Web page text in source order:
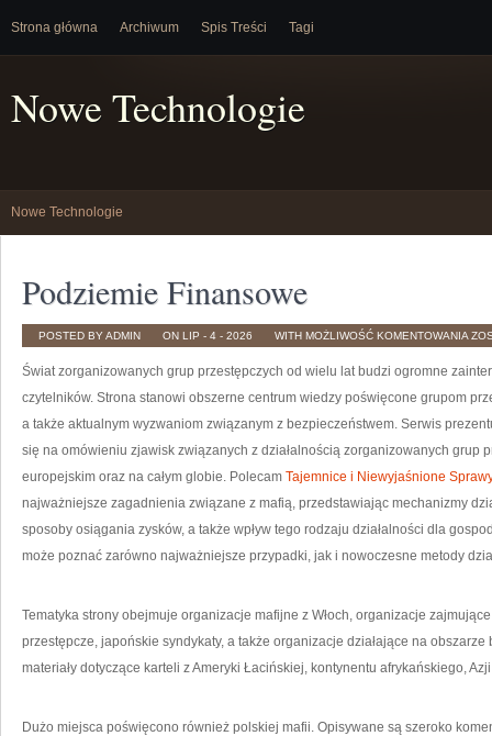
Strona główna Archiwum Spis Treści Tagi
Nowe Technologie
Nowe Technologie
Podziemie Finansowe
POSTED BY ADMIN ON LIP - 4 - 2026 WITH MOŻLIWOŚĆ KOMENTOWANIA
Świat zorganizowanych grup przestępczych od wielu lat budzi ogromne
czytelników. Strona stanowi obszerne centrum wiedzy poświęcone grupom
a także aktualnym wyzwaniom związanym z bezpieczeństwem. Serwis
się na omówieniu zjawisk związanych z działalnością zorganizowanych grup
europejskim oraz na całym globie. Polecam Tajemnice i Niewyjaśnione
najważniejsze zagadnienia związane z mafią, przedstawiając mechanizmy
sposoby osiągania zysków, a także wpływ tego rodzaju działalności dla
może poznać zarówno najważniejsze przypadki, jak i nowoczesne metody
Tematyka strony obejmuje organizacje mafijne z Włoch, organizacje
przestępcze, japońskie syndykaty, a także organizacje działające na
materiały dotyczące karteli z Ameryki Łacińskiej, kontynentu afrykańskiego,
Dużo miejsca poświęcono również polskiej mafii. Opisywane są szeroko